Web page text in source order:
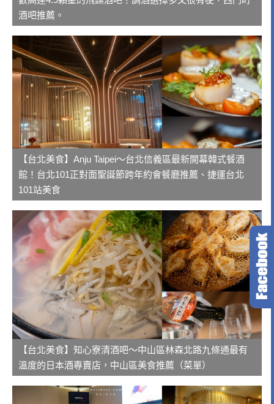
酒吧推薦。
【台北美食】Anju Taipei～台北信義區最新開幕韓式餐酒
館！台北101正對面聖誕節跨年約會餐廳推薦、捷運台北
101站美食
【台北美食】知心寮清酒吧～中山區林森北路九條通最有
溫度的日本酒專賣店，中山區美食推薦（菜單）